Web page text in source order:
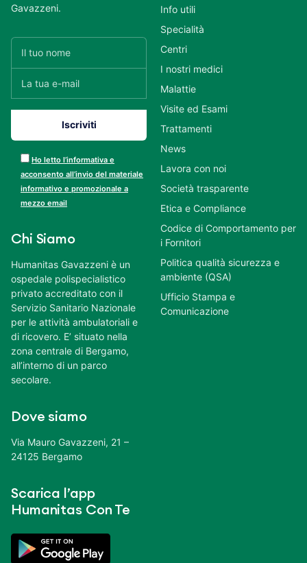
Gavazzeni.
Ho letto l’informativa e
acconsento all’invio del materiale
informativo e promozionale a
mezzo email
Chi Siamo
Humanitas Gavazzeni è un
ospedale polispecialistico
privato accreditato con il
Servizio Sanitario Nazionale
per le attività ambulatoriali e
di ricovero. E’ situato nella
zona centrale di Bergamo,
all’interno di un parco
secolare.
Dove siamo
Via Mauro Gavazzeni, 21 –
24125 Bergamo
Scarica l’app
Humanitas Con Te
Info utili
Specialità
Centri
I nostri medici
Malattie
Visite ed Esami
Trattamenti
News
Lavora con noi
Società trasparente
Etica e Compliance
Codice di Comportamento per
i Fornitori
Politica qualità sicurezza e
ambiente (QSA)
Ufficio Stampa e
Comunicazione